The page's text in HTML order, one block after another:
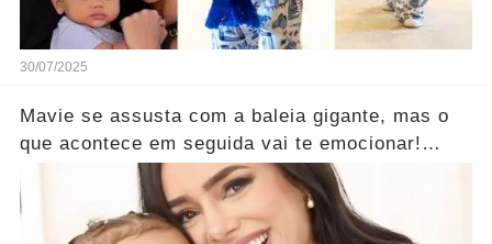
30/07/2025
Mavie se assusta com a baleia gigante, mas o
que acontece em seguida vai te emocionar!